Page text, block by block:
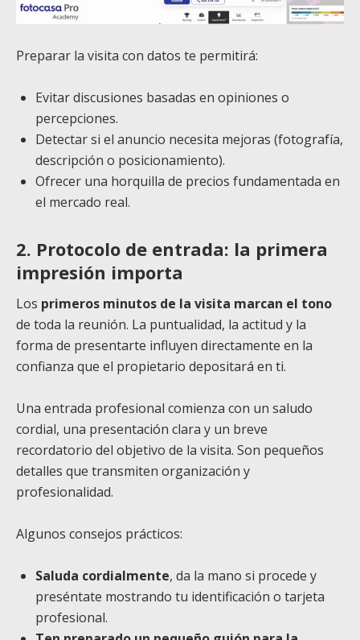
Preparar la visita con datos te permitirá:
Evitar discusiones basadas en opiniones o
percepciones.
Detectar si el anuncio necesita mejoras (fotografía,
descripción o posicionamiento).
Ofrecer una horquilla de precios fundamentada en
el mercado real.
2. Protocolo de entrada: la primera
impresión importa
Los primeros minutos de la visita marcan el tono
de toda la reunión. La puntualidad, la actitud y la
forma de presentarte influyen directamente en la
confianza que el propietario depositará en ti.
Una entrada profesional comienza con un saludo
cordial, una presentación clara y un breve
recordatorio del objetivo de la visita. Son pequeños
detalles que transmiten organización y
profesionalidad.
Algunos consejos prácticos:
Saluda cordialmente, da la mano si procede y
preséntate mostrando tu identificación o tarjeta
profesional.